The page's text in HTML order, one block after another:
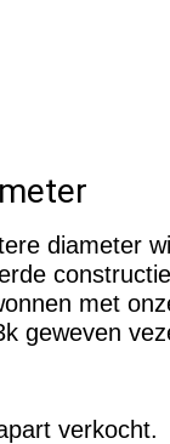
diameter
met
geweven
verkocht.